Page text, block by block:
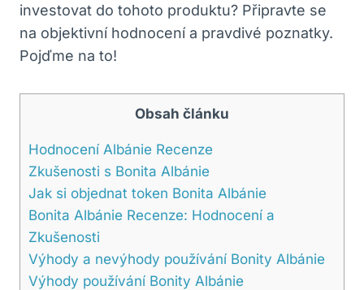
investovat do tohoto produktu? Připravte se
na objektivní hodnocení‍ a⁢ pravdivé poznatky.
Pojďme na to!
Obsah článku
Hodnocení​ Albánie Recenze
Zkušenosti s Bonita Albánie
Jak si objednat token Bonita ⁢Albánie
Bonita Albánie​ Recenze: Hodnocení a
Zkušenosti
Výhody ⁤a nevýhody používání ⁤Bonity Albánie
Výhody používání Bonity Albánie